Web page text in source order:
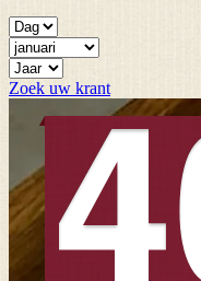
Zoek uw krant